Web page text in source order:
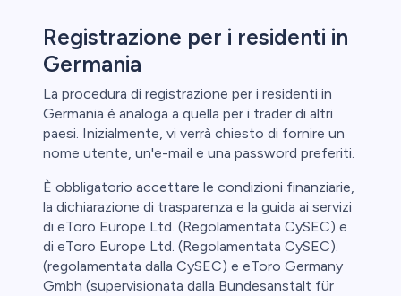
Registrazione per i residenti in
Germania
La procedura di registrazione per i residenti in
Germania è analoga a quella per i trader di altri
paesi. Inizialmente, vi verrà chiesto di fornire un
nome utente, un'e-mail e una password preferiti.
È obbligatorio accettare le condizioni finanziarie,
la dichiarazione di trasparenza e la guida ai servizi
di eToro Europe Ltd. (Regolamentata CySEC) e
di eToro Europe Ltd. (Regolamentata CySEC).
(regolamentata dalla CySEC) e eToro Germany
Gmbh (supervisionata dalla Bundesanstalt für